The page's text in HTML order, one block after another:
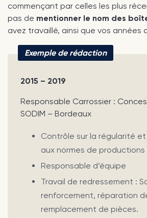
commençant par celles les plus
pas de mentionner le nom des
avez travaillé, ainsi que vos années
Exemple de rédaction
2015 – 2019
Responsable Carrossier :
SODIM – Bordeaux
Contrôle sur la régularité
aux normes de productions
Responsable d’équipe
Travail de redressement :
renforcement, réparation
remplacement de pièces.